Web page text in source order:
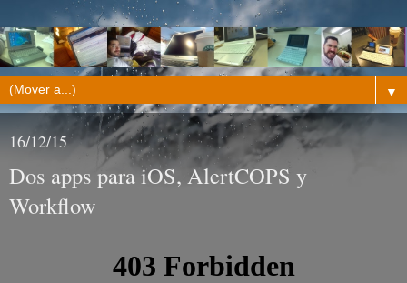
▼
16/12/15
Dos apps para iOS, AlertCOPS y
Workflow